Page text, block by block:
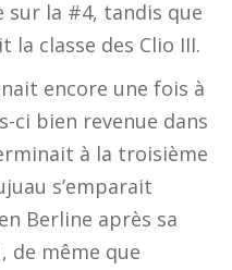
sur la #4, tandis que
la classe des Clio III.
encore une fois à
ci bien revenue dans
à la troisième
s’emparait
Berline après sa
de même que